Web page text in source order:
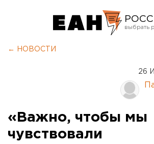
← НОВОСТИ
26
«Важно, чтобы мы
чувствовали